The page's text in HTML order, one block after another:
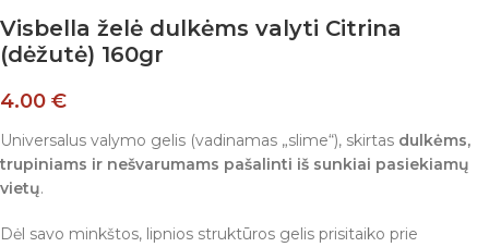
Visbella želė dulkėms valyti Citrina
(dėžutė) 160gr
4.00 €
Universalus valymo gelis (vadinamas „slime“), skirtas dulkėms,
trupiniams ir nešvarumams pašalinti iš sunkiai pasiekiamų
vietų.
Dėl savo minkštos, lipnios struktūros gelis prisitaiko prie